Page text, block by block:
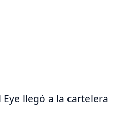
Eye llegó a la cartelera